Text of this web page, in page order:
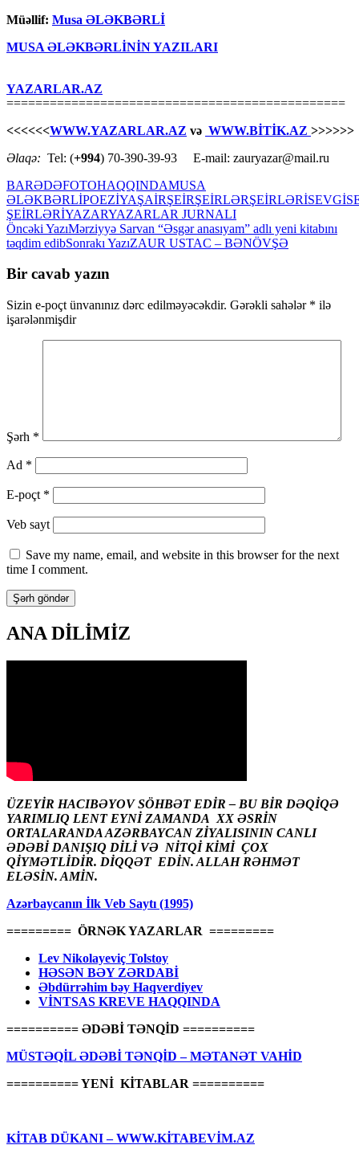
Müəllif: Musa ƏLƏKBƏRLİ
MUSA ƏLƏKBƏRLİNİN YAZILARI
YAZARLAR.AZ
===============================================
<<<<<<WWW.YAZARLAR.AZ və WWW.BİTİK.AZ >>>>>>
Əlaqə: Tel: (+994) 70-390-39-93 E-mail: zauryazar@mail.ru
BARƏDƏFOTOHAQQINDAMUSA
ƏLƏKBƏRLİPOEZİYAŞAİRŞEİRŞEİRLƏRŞEİRLƏRİSEVGİ
ŞEİRLƏRİYAZARYAZARLAR JURNALI
Yazılar
üzrə
naviqasiya
Öncəki YazıMərziyyə Sarvan “Əsgər anasıyam” adlı yeni kitabını
təqdim edibSonrakı YazıZAUR USTAC – BƏNÖVŞƏ
Bir cavab yazın
Sizin e-poçt ünvanınız dərc edilməyəcəkdir. Gərəkli sahələr * ilə
işarələnmişdir
Şərh *
Ad *
E-poçt *
Veb sayt
Save my name, email, and website in this browser for the next
time I comment.
ANA DİLİMİZ
ÜZEYİR HACIBƏYOV SÖHBƏT EDİR – BU BİR DƏQİQƏ
YARIMLIQ LENT EYNİ ZAMANDA XX ƏSRİN
ORTALARANDA AZƏRBAYCAN ZİYALISININ CANLI
ƏDƏBİ DANIŞIQ DİLİ VƏ NİTQİ KİMİ ÇOX
QİYMƏTLİDİR. DİQQƏT EDİN. ALLAH RƏHMƏT
ELƏSİN. AMİN.
Azərbaycanın İlk Veb Saytı (1995)
========= ÖRNƏK YAZARLAR =========
Lev Nikolayeviç Tolstoy
HƏSƏN BƏY ZƏRDABİ
Əbdürrəhim bəy Haqverdiyev
VİNTSAS KREVE HAQQINDA
========== ƏDƏBİ TƏNQİD ==========
MÜSTƏQİL ƏDƏBİ TƏNQİD – MƏTANƏT VAHİD
========== YENİ KİTABLAR ==========
KİTAB DÜKANI – WWW.KİTABEVİM.AZ